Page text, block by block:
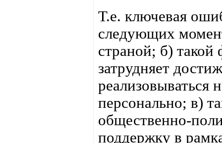
Т.е. ключевая
следующих
страной; б) такой
затрудняет
реализовываться
персонально; в)
общественно-
поддержку в